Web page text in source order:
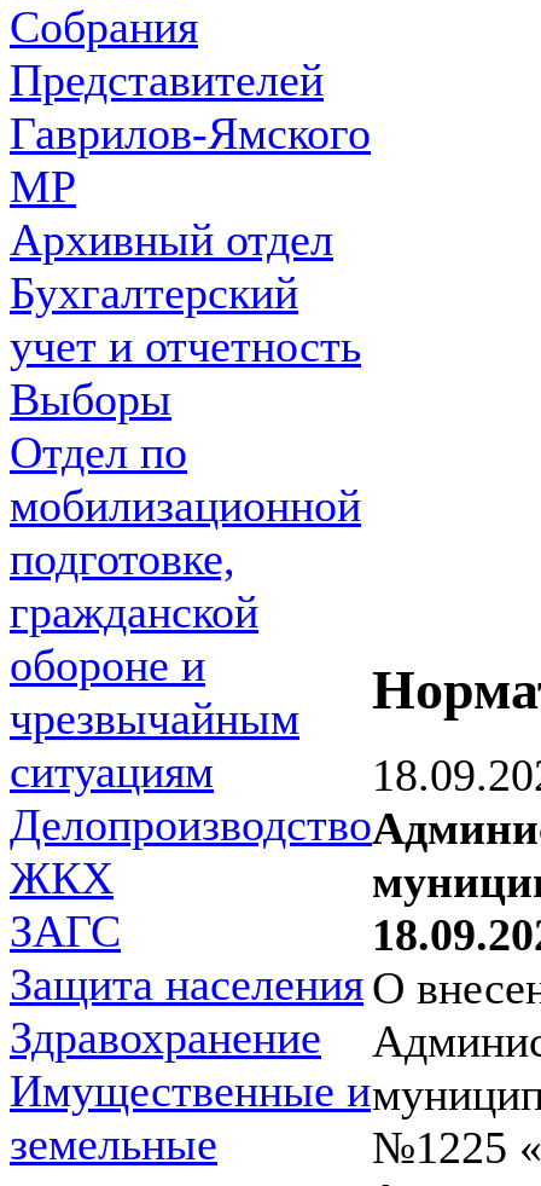
Собрания
Представителей
Гаврилов-Ямского
МР
Архивный отдел
Бухгалтерский
учет и отчетность
Выборы
Отдел по
мобилизационной
подготовке,
гражданской
обороне и
чрезвычайным
ситуациям
Делопроизводство
ЖКХ
ЗАГС
Защита населения
Здравохранение
Имущественные и
земельные
О
№1225